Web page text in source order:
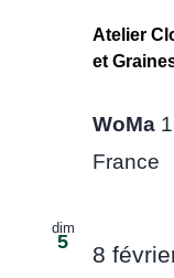
Atelier
et
WoMa
France
dim
5 8